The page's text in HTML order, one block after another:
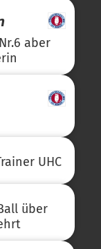
aber
UHC
über